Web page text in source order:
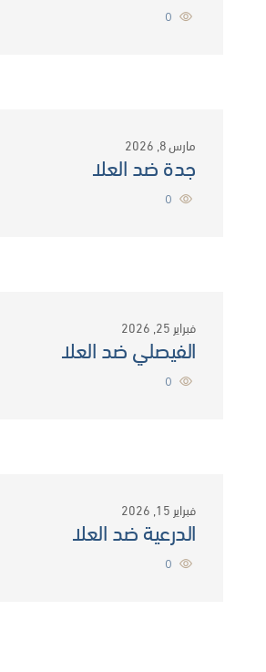
0
مارس 8, 2026
جدة ضد العلا
0
فبراير 25, 2026
الفيصلي ضد العلا
0
فبراير 15, 2026
الدرعية ضد العلا
0